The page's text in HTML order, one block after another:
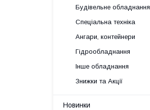
Будівельне обладнання
Спеціальна техніка
Ангари, контейнери
Гідрообладнання
Інше обладнання
Знижки та Акції
Новинки